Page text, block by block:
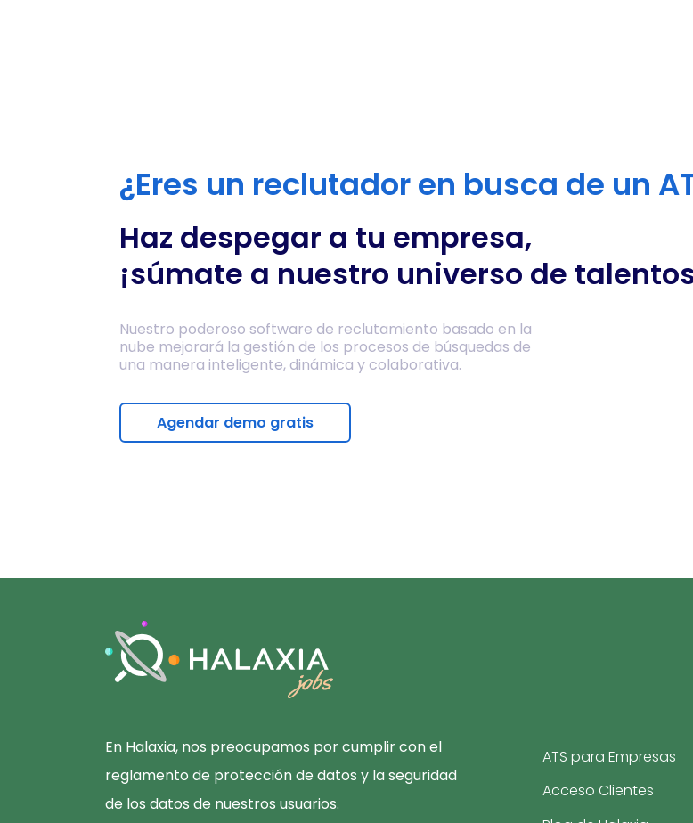
¿Eres un reclutador en busca de un
Haz despegar a tu empresa,
¡súmate a nuestro universo de
Nuestro poderoso software de reclutamiento basado en la
nube mejorará la gestión de los procesos de búsquedas de
una manera inteligente, dinámica y colaborativa.
Agendar demo gratis
En Halaxia, nos preocupamos por cumplir con el
reglamento de protección de datos y la seguridad
de los datos de nuestros usuarios.
ATS para Empresas
Acceso Clientes